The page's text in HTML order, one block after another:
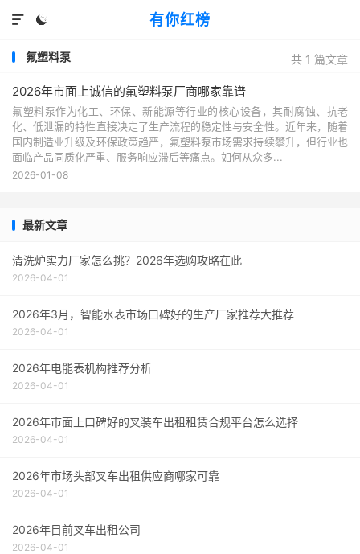
有你红榜


共 1 篇文章
氟塑料泵
2026年市面上诚信的氟塑料泵厂商哪家靠谱
氟塑料泵作为化工、环保、新能源等行业的核心设备，其耐腐蚀、抗老
化、低泄漏的特性直接决定了生产流程的稳定性与安全性。近年来，随着
国内制造业升级及环保政策趋严，氟塑料泵市场需求持续攀升，但行业也
面临产品同质化严重、服务响应滞后等痛点。如何从众多...
2026-01-08
最新文章
清洗炉实力厂家怎么挑？2026年选购攻略在此
2026-04-01
2026年3月，智能水表市场口碑好的生产厂家推荐大推荐
2026-04-01
2026年电能表机构推荐分析
2026-04-01
2026年市面上口碑好的叉装车出租租赁合规平台怎么选择
2026-04-01
2026年市场头部叉车出租供应商哪家可靠
2026-04-01
2026年目前叉车出租公司
2026-04-01